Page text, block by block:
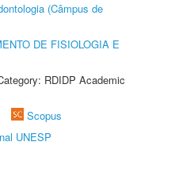
(Câmpus de
DE FISIOLOGIA E
RDIDP Academic
Scopus
UNESP